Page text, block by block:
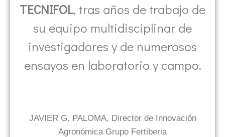
TECNIFOL, tras años de trabajo de
su equipo multidisciplinar de
investigadores y de numerosos
ensayos en laboratorio y campo.
JAVIER G. PALOMA, Director de Innovación
Agronómica Grupo Fertiberia